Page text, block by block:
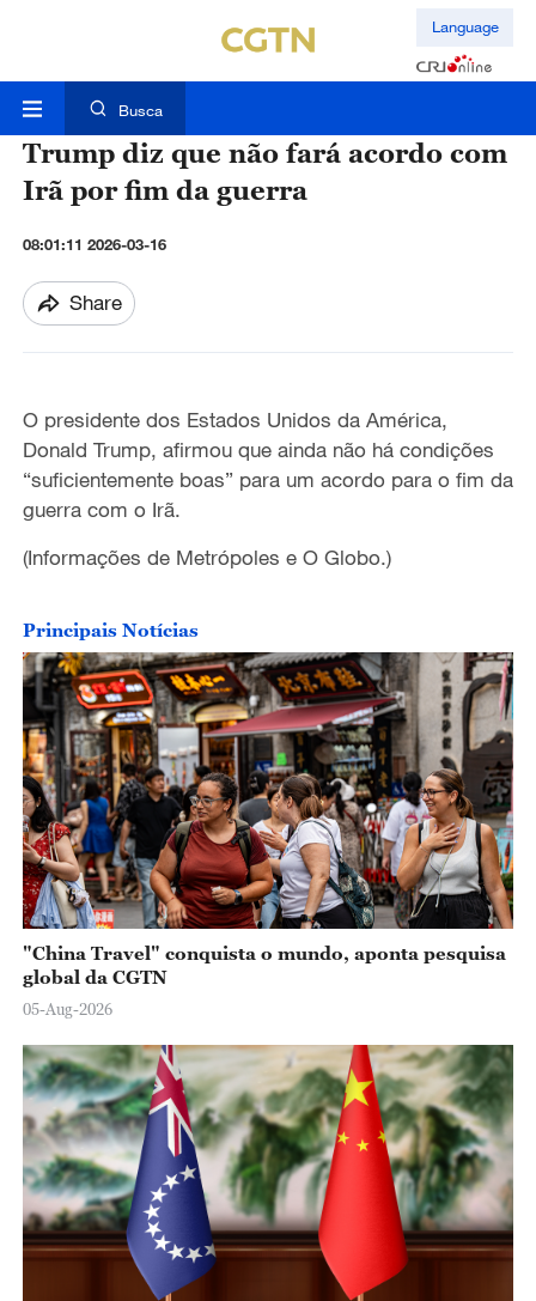
Language
Busca
Trump diz que não fará acordo com
Irã por fim da guerra
08:01:11 2026-03-16
Share
O presidente dos Estados Unidos da América,
Donald Trump, afirmou que ainda não há condições
“suficientemente boas” para um acordo para o fim da
guerra com o Irã.
(Informações de Metrópoles e O Globo.)
Principais Notícias
"China Travel" conquista o mundo, aponta pesquisa
global da CGTN
05-Aug-2026